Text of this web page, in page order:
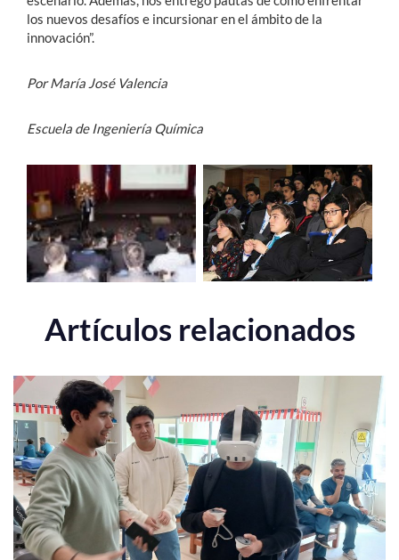
los nuevos desafíos e incursionar en el ámbito de la
innovación”.
Por María José Valencia
Escuela de Ingeniería Química
Artículos relacionados